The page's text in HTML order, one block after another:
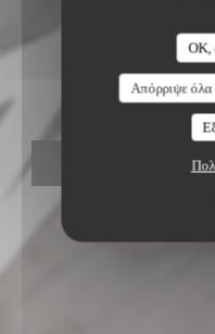
OK,
Απόρριψε
•
ΚΆΝΤΕ